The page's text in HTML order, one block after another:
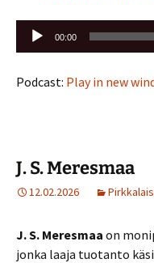
Äänitoistin
00:00
Podcast: Play in new
J. S. Meresmaa
12.02.2026
J. S. Meresmaa on
jonka laaja tuotanto